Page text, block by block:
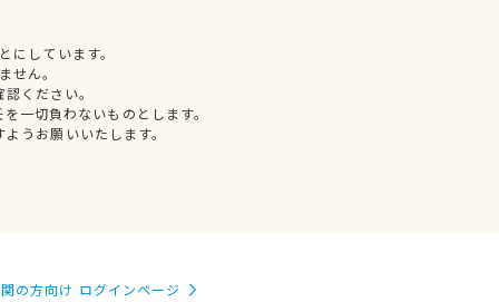
しています。
せん。
ください。
一切負わないものとします。
うお願いいたします。
の方向け ログインページ